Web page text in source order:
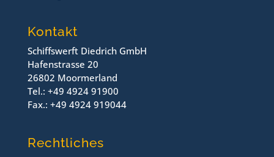
Kontakt
Schiffswerft Diedrich GmbH
Hafenstrasse 20
26802 Moormerland
Tel.: +49 4924 91900
Fax.: +49 4924 919044
Rechtliches